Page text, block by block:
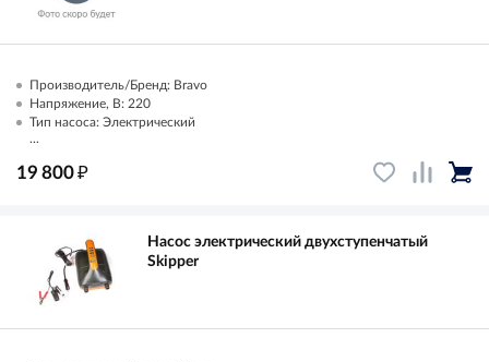
Производитель/Бренд: Bravo
Напряжение, В: 220
Тип насоса: Электрический
...
19 800₽
Насос электрический двухступенчатый
Skipper